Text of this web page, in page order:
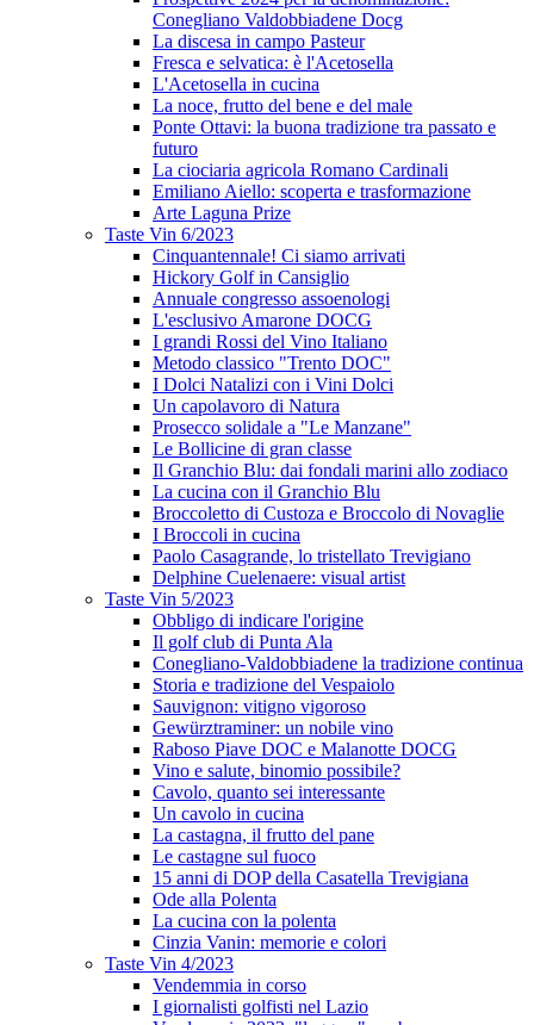
Conegliano Valdobbiadene Docg
La discesa in campo Pasteur
Fresca e selvatica: è l'Acetosella
L'Acetosella in cucina
La noce, frutto del bene e del male
Ponte Ottavi: la buona tradizione tra passato e
futuro
La ciociaria agricola Romano Cardinali
Emiliano Aiello: scoperta e trasformazione
Arte Laguna Prize
Taste Vin 6/2023
Cinquantennale! Ci siamo arrivati
Hickory Golf in Cansiglio
Annuale congresso assoenologi
L'esclusivo Amarone DOCG
I grandi Rossi del Vino Italiano
Metodo classico "Trento DOC"
I Dolci Natalizi con i Vini Dolci
Un capolavoro di Natura
Prosecco solidale a "Le Manzane"
Le Bollicine di gran classe
Il Granchio Blu: dai fondali marini allo zodiaco
La cucina con il Granchio Blu
Broccoletto di Custoza e Broccolo di Novaglie
I Broccoli in cucina
Paolo Casagrande, lo tristellato Trevigiano
Delphine Cuelenaere: visual artist
Taste Vin 5/2023
Obbligo di indicare l'origine
Il golf club di Punta Ala
Conegliano-Valdobbiadene la tradizione continua
Storia e tradizione del Vespaiolo
Sauvignon: vitigno vigoroso
Gewürztraminer: un nobile vino
Raboso Piave DOC e Malanotte DOCG
Vino e salute, binomio possibile?
Cavolo, quanto sei interessante
Un cavolo in cucina
La castagna, il frutto del pane
Le castagne sul fuoco
15 anni di DOP della Casatella Trevigiana
Ode alla Polenta
La cucina con la polenta
Cinzia Vanin: memorie e colori
Taste Vin 4/2023
Vendemmia in corso
I giornalisti golfisti nel Lazio